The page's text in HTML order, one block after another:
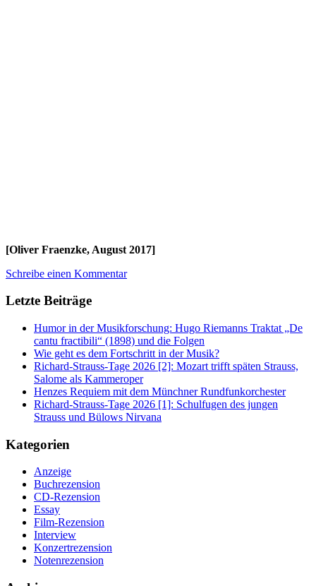
[Oliver Fraenzke, August 2017]
Schreibe einen Kommentar
Letzte Beiträge
Humor in der Musikforschung: Hugo Riemanns Traktat „De
cantu fractibili“ (1898) und die Folgen
Wie geht es dem Fortschritt in der Musik?
Richard-Strauss-Tage 2026 [2]: Mozart trifft späten Strauss,
Salome als Kammeroper
Henzes Requiem mit dem Münchner Rundfunkorchester
Richard-Strauss-Tage 2026 [1]: Schulfugen des jungen
Strauss und Bülows Nirvana
Kategorien
Anzeige
Buchrezension
CD-Rezension
Essay
Film-Rezension
Interview
Konzertrezension
Notenrezension